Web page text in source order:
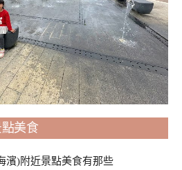
美食
濱)附近景點美食有那些